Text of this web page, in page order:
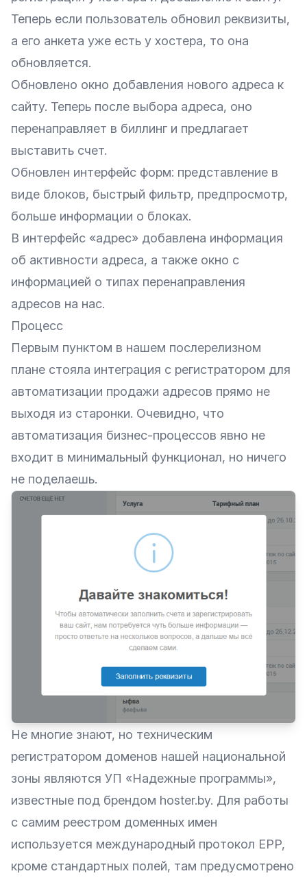
Теперь если пользователь обновил реквизиты,
а его анкета уже есть у хостера, то она
обновляется.
Обновлено окно добавления нового адреса к
сайту. Теперь после выбора адреса, оно
перенаправляет в биллинг и предлагает
выставить счет.
Обновлен интерфейс форм: представление в
виде блоков, быстрый фильтр, предпросмотр,
больше информации о блоках.
В интерфейс «адрес» добавлена информация
об активности адреса, а также окно с
информацией о типах перенаправления
адресов на нас.
Процесс
Первым пунктом в нашем послерелизном
плане стояла интеграция с регистратором для
автоматизации продажи адресов прямо не
выходя из старонки. Очевидно, что
автоматизация бизнес-процессов явно не
входит в минимальный функционал, но ничего
не поделаешь.
Не многие знают, но техническим
регистратором доменов нашей национальной
зоны являются УП «Надежные программы»,
известные под брендом hoster.by. Для работы
с самим реестром доменных имен
используется международный протокол EPP,
кроме стандартных полей, там предусмотрено